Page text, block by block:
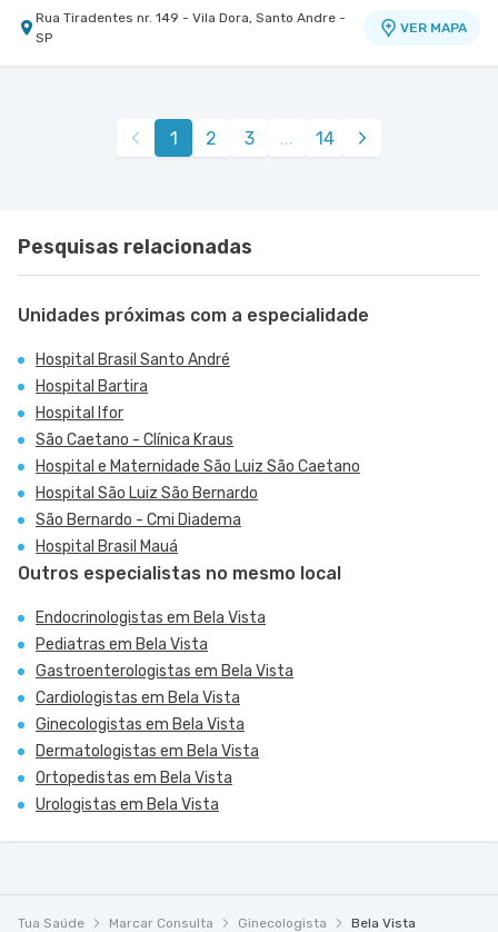
Rua Tiradentes nr. 149 - Vila Dora, Santo Andre -
SP
VER MAPA
1 2 3 ... 14
Pesquisas relacionadas
Unidades próximas com a especialidade
Hospital Brasil Santo André
Hospital Bartira
Hospital Ifor
São Caetano - Clínica Kraus
Hospital e Maternidade São Luiz São Caetano
Hospital São Luiz São Bernardo
São Bernardo - Cmi Diadema
Hospital Brasil Mauá
Outros especialistas no mesmo local
Endocrinologistas em Bela Vista
Pediatras em Bela Vista
Gastroenterologistas em Bela Vista
Cardiologistas em Bela Vista
Ginecologistas em Bela Vista
Dermatologistas em Bela Vista
Ortopedistas em Bela Vista
Urologistas em Bela Vista
Tua Saúde Marcar Consulta Ginecologista Bela Vista